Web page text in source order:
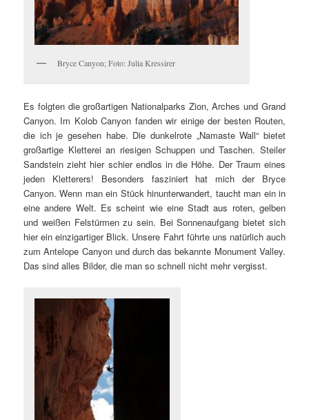
Bryce Canyon; Foto: Julia Kressirer
Es folgten die großartigen Nationalparks Zion, Arches und Grand
Canyon. Im Kolob Canyon fanden wir einige der besten Routen,
die ich je gesehen habe. Die dunkelrote „Namaste Wall“ bietet
großartige Kletterei an riesigen Schuppen und Taschen. Steiler
Sandstein zieht hier schier endlos in die Höhe. Der Traum eines
jeden Kletterers! Besonders fasziniert hat mich der Bryce
Canyon. Wenn man ein Stück hinunterwandert, taucht man ein in
eine andere Welt. Es scheint wie eine Stadt aus roten, gelben
und weißen Felstürmen zu sein. Bei Sonnenaufgang bietet sich
hier ein einzigartiger Blick. Unsere Fahrt führte uns natürlich auch
zum Antelope Canyon und durch das bekannte Monument Valley.
Das sind alles Bilder, die man so schnell nicht mehr vergisst.